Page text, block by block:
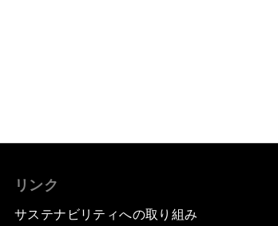
リンク
サステナビリティへの取り組み